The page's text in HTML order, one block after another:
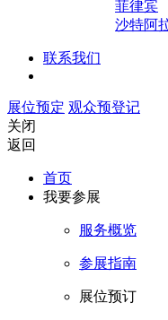
菲律宾
沙特阿
联系我们
展位预定 观众预登记
关闭
返回
首页
我要参展
服务概览
参展指南
展位预订